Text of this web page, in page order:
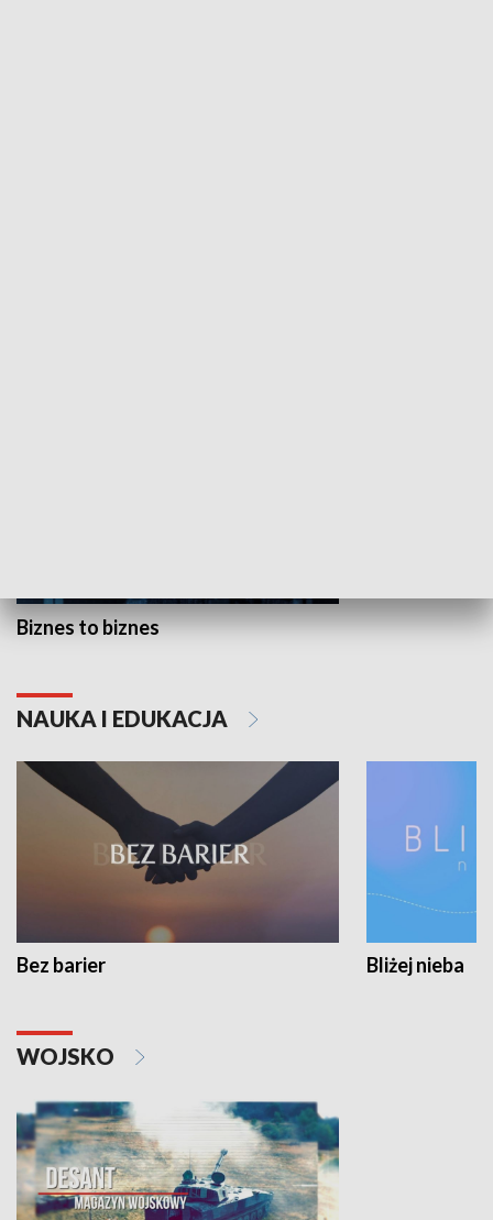
Biznes to biznes
NAUKA I EDUKACJA
Bez barier Bliżej nieba
WOJSKO